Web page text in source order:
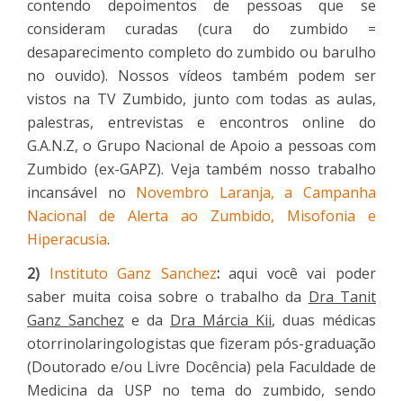
contendo depoimentos de pessoas que se
consideram curadas (cura do zumbido =
desaparecimento completo do zumbido ou barulho
no ouvido). Nossos vídeos também podem ser
vistos na TV Zumbido, junto com todas as aulas,
palestras, entrevistas e encontros online do
G.A.N.Z, o Grupo Nacional de Apoio a pessoas com
Zumbido (ex-GAPZ). Veja também nosso trabalho
incansável no Novembro Laranja, a Campanha
Nacional de Alerta ao Zumbido, Misofonia e
Hiperacusia.
2) Instituto Ganz Sanchez:aqui você vai poder
saber muita coisa sobre o trabalho da Dra Tanit
Ganz Sanchez e da Dra Márcia Kii, duas médicas
otorrinolaringologistas que fizeram pós-graduação
(Doutorado e/ou Livre Docência) pela Faculdade de
Medicina da USP no tema do zumbido, sendo